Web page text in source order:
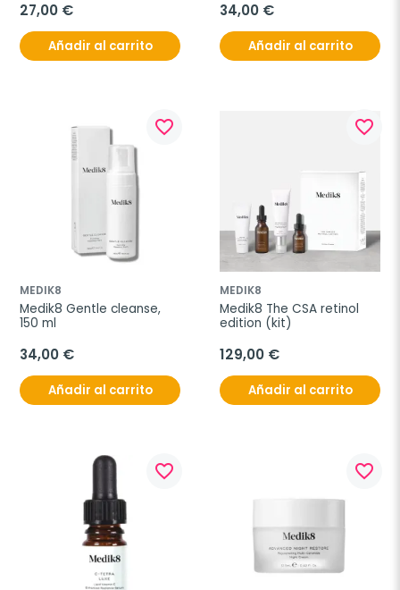
27,00 €
Añadir al carrito
34,00 €
Añadir al carrito
favorite_border
MEDIK8
Medik8 Gentle cleanse,
150 ml
34,00 €
Añadir al carrito
favorite_border
MEDIK8
Medik8 The CSA retinol
edition (kit)
129,00 €
Añadir al carrito
favorite_border favorite_border